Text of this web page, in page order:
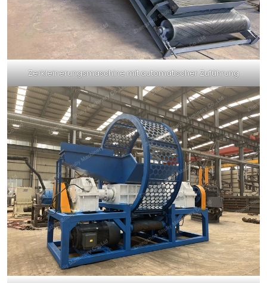
Zerkleinerungsmaschine mit automatischer Zuführung